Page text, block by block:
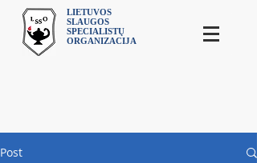
LIETUVOS
SLAUGOS
SPECIALISTŲ
ORGANIZACIJA
Post